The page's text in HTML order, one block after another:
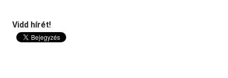
Vidd hírét!